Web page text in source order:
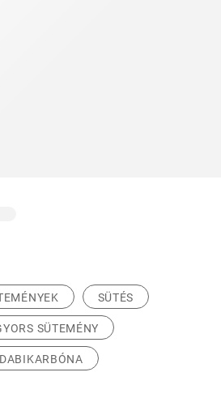
SÜTÉS
SÜTEMÉNY